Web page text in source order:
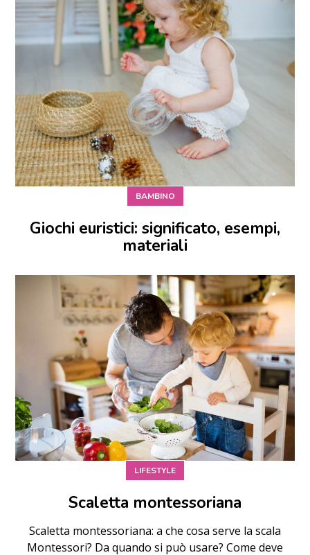
BAMBINO
Giochi euristici: significato, esempi,
materiali
LIFESTYLE
Scaletta montessoriana
Scaletta montessoriana: a che cosa serve la scala
Montessori? Da quando si può usare? Come deve